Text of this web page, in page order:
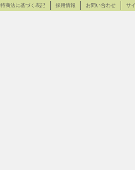
特商法に基づく表記 採用情報 お問い合わせ サ